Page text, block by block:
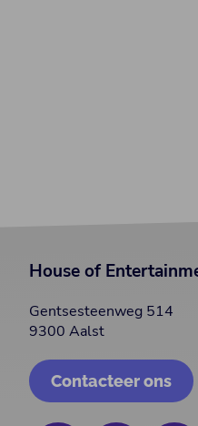
House of
Gentsesteenweg 514
9300 Aalst
Contacteer ons